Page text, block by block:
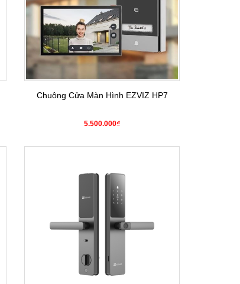
Chuông Cửa Màn Hình EZVIZ HP7
5.500.000₫